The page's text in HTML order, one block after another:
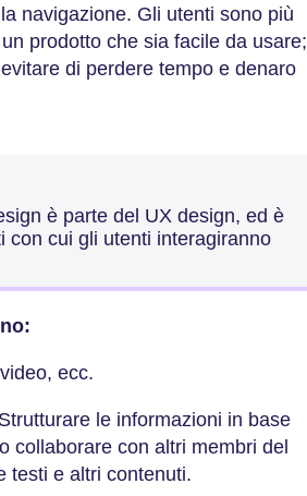
navigazione. Gli utenti sono più
prodotto che sia facile da usare;
di perdere tempo e denaro
è parte del UX design, ed è
con cui gli utenti interagiranno
ecc.
Strutturare le informazioni in base
collaborare con altri membri del
testi e altri contenuti.